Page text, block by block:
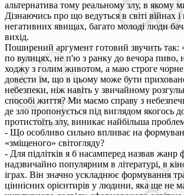
альтернатива тому реальному злу, в якому
Дізнаючись про що ведуться в світі війнах
негативних явищах, багато молоді люди
вихід.
Поширений аргумент готовий звучить так:
по вулицях, не п'ю з ранку до вечора пиво,
ходжу з голим животом, а маю строге чорне
довести їм, що в цьому може бути
небезпеки, ніж навіть у звичайному
способі життя? Ми маємо справу з
де зло пропонується під виглядом якогось
протистоїть злу, виникає найбільша
- Що особливо сильно впливає на
«зміщеного» світогляду?
- Для підлітків я б насамперед назвав жанр
надзвичайно популярним в літературі, в
іграх. Він значно ускладнює формування
ціннісних орієнтирів у людини, яка ще не